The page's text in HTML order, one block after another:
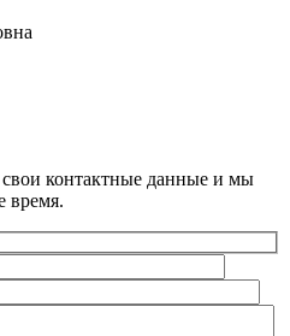
контактные данные и мы
время.